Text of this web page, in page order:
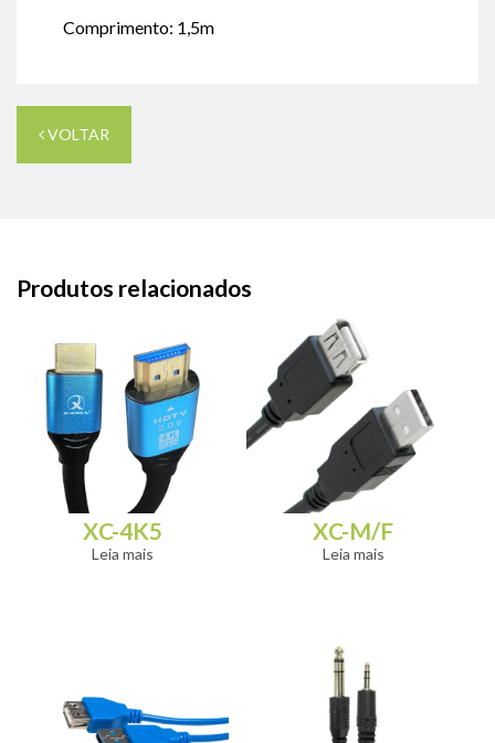
Comprimento: 1,5m
VOLTAR
Produtos relacionados
XC-4K5
Leia mais
XC-M/F
Leia mais